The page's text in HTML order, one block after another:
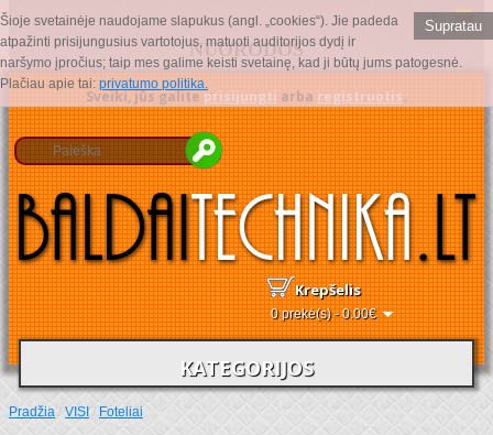
Kalba :
Krepšelis
0 prekė(s) - 0.00€
Sveiki, jūs galiteprisijungti arba registruotis.
NUORODOS
KATEGORIJOS
Pradžia / VISI / Foteliai
Supratau
Šioje svetainėje naudojame slapukus (angl. „cookies“). Jie padeda
atpažinti prisijungusius vartotojus, matuoti auditorijos dydį ir
naršymo įpročius; taip mes galime keisti svetainę, kad ji būtų jums patogesnė.
Plačiau apie tai: privatumo politika.